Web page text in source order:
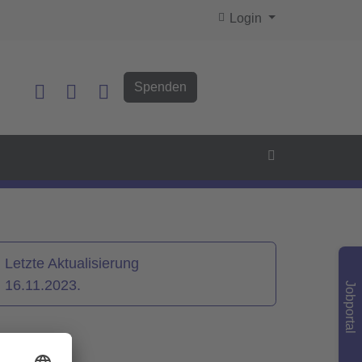
Login
Spenden
Letzte Aktualisierung
16.11.2023.
Jobportal